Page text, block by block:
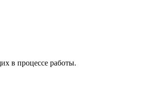
в процессе работы.